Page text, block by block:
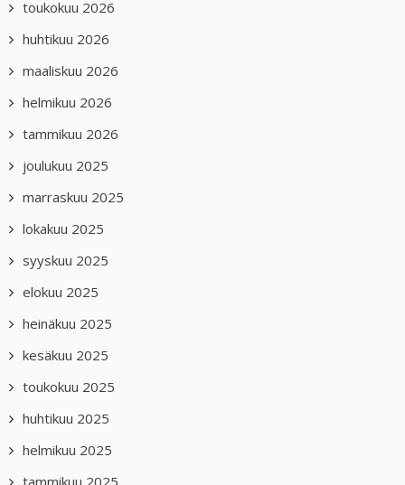
toukokuu 2026
huhtikuu 2026
maaliskuu 2026
helmikuu 2026
tammikuu 2026
joulukuu 2025
marraskuu 2025
lokakuu 2025
syyskuu 2025
elokuu 2025
heinäkuu 2025
kesäkuu 2025
toukokuu 2025
huhtikuu 2025
helmikuu 2025